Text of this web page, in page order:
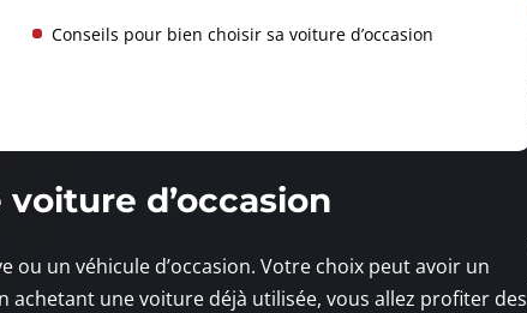
Conseils pour bien choisir sa voiture d’occasion
d’occasion
un véhicule d’occasion. Votre choix peut avoir un
une voiture déjà utilisée, vous allez profiter des